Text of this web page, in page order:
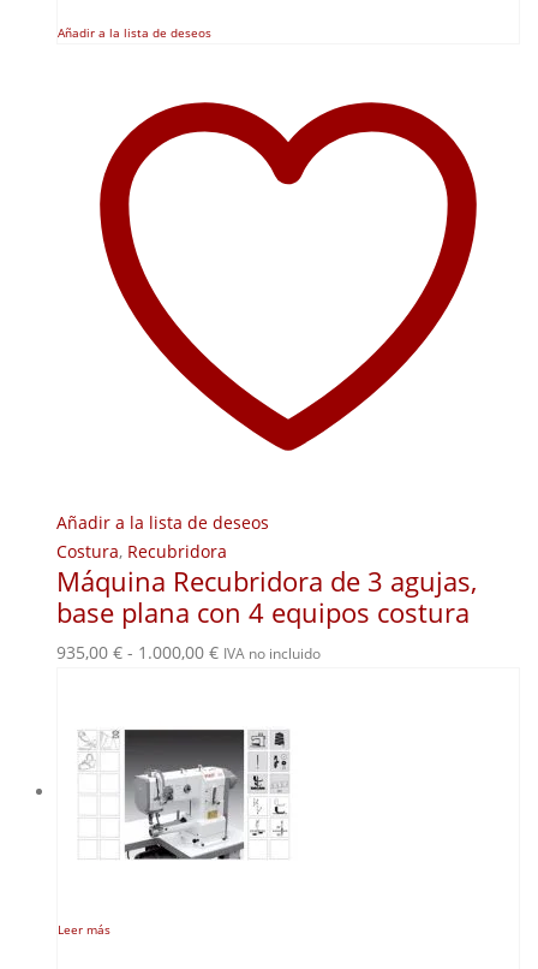
Añadir a la lista de deseos
Añadir a la lista de deseos
Costura, Recubridora
Máquina Recubridora de 3 agujas,
base plana con 4 equipos costura
935,00 € - 1.000,00 €Rango
desde
935,00 €
hasta
1.000,00 €
IVA no incluido
Leer más